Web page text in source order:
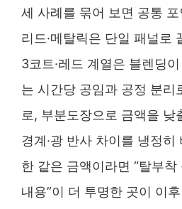
세 사례를 묶어 보면 공통
리드·메탈릭은 단일 패널로
3코트·레드 계열은 블렌딩
는 시간당 공임과 공정 분리
로, 부분도장으로 금액을 낮
경계·광 반사 차이를 냉정히
한 같은 금액이라면 “탈부착
내용”이 더 투명한 곳이 이